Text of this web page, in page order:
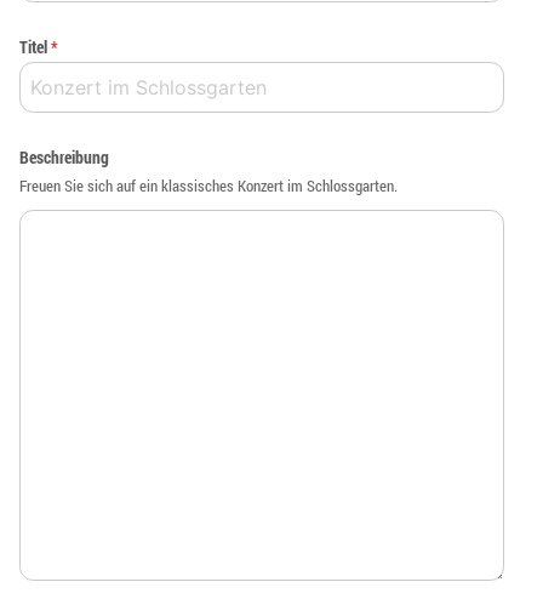
Titel*
Beschreibung
Freuen Sie sich auf ein klassisches Konzert im Schlossgarten.